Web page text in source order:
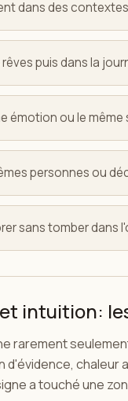
dans des
puis dans la
émotion ou le même
personnes ou
sans tomber dans
intuition:
rarement
d'évidence,
a touché une